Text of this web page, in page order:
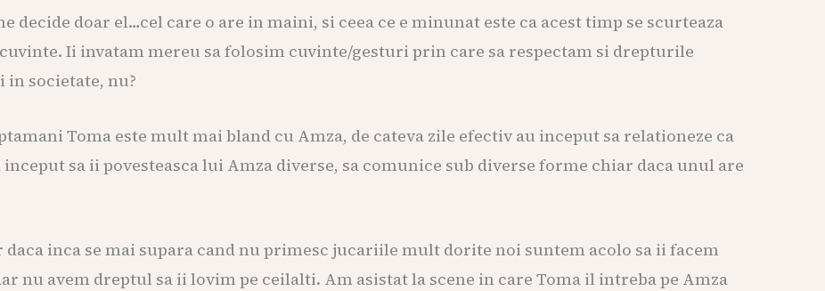
decide doar el…cel care o are in maini, si ceea ce e minunat este ca acest timp se scurteaza
Ii invatam mereu sa folosim cuvinte/gesturi prin care sa respectam si drepturile
societate, nu?
Toma este mult mai bland cu Amza, de cateva zile efectiv au inceput sa relationeze ca
sa ii povesteasca lui Amza diverse, sa comunice sub diverse forme chiar daca unul are
daca inca se mai supara cand nu primesc jucariile mult dorite noi suntem acolo sa ii facem
nu avem dreptul sa ii lovim pe ceilalti. Am asistat la scene in care Toma il intreba pe Amza